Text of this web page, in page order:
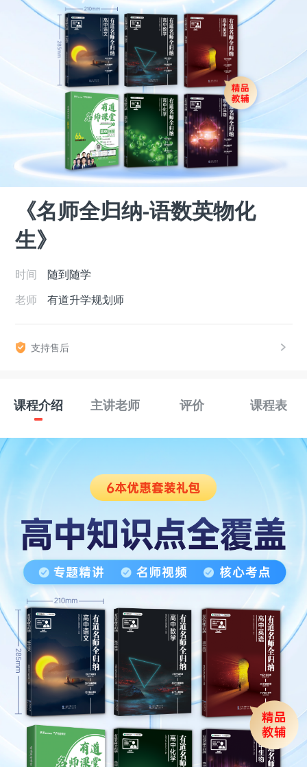
《名师全归纳-语数英物化
生》
时间
随到随学
老师
有道升学规划师
支持售后
课程介绍 主讲老师 评价 课程表